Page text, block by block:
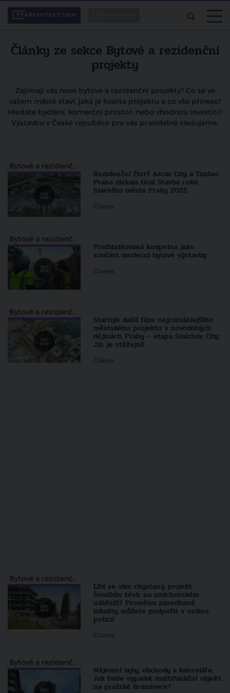
Články ze sekce Bytové a rezidenční
projekty
Zajímají vás nové bytové a rezidenční projekty? Co se ve
vašem městě staví, jaká je kvalita projektu a co vše přinese?
Hledáte bydlení, komerční prostor, nebo vhodnou investici?
Výstavbu v České republice pro vás pravidelně sledujeme.
Bytové a rezidenční projekty
Rezidenční čtvrť Arcus City a Timber
Praha získala titul Stavba roku
hlavního města Prahy 2025
Článek
Bytové a rezidenční projekty
Prefabrikovaná koupelna jako
součást moderní bytové výstavby
Článek
Bytové a rezidenční projekty
Startuje další fáze nejrozsáhlejšího
městského projektu v novodobých
dějinách Prahy – etapa Smíchov City
Jih je stěžejní!
Článek
Bytové a rezidenční projekty
Líbí se vám chystaný projekt
Šemíkův břeh na smíchovském
nábřeží? Proměnu zanedbané
lokality můžete podpořit v online
petici!
Článek
Bytové a rezidenční projekty
Nájemní byty, obchody a kanceláře.
Jak bude vypadat multifunkční objekt
na pražské Brumlovce?